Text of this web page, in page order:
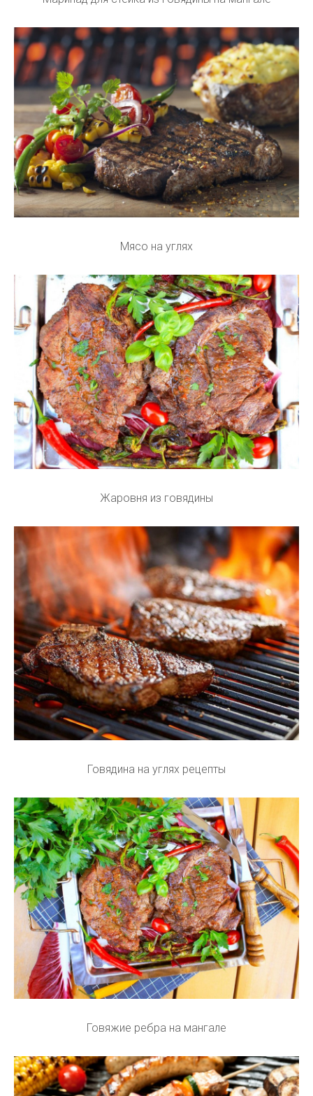
Мясо на углях
Жаровня из говядины
Говядина на углях рецепты
Говяжие ребра на мангале